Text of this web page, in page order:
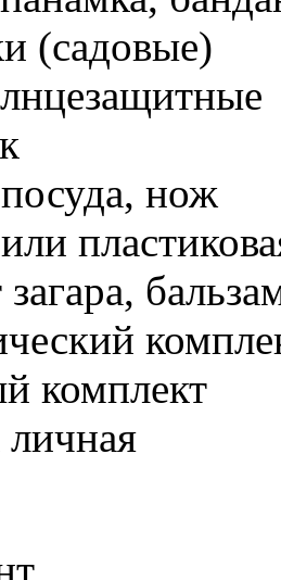
(садовые)
нож
комплект
личная